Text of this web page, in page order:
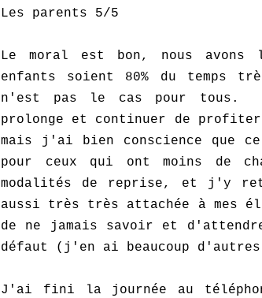
Les parents 5/5
Le moral est bon, nous avons
enfants soient 80% du temps
n'est pas le cas pour tous.
prolonge et continuer de profiter
mais j'ai bien conscience que
pour ceux qui ont moins de
modalités de reprise, et j'y
aussi très très attachée à mes
de ne jamais savoir et
défaut (j'en ai beaucoup
J'ai fini la journée au